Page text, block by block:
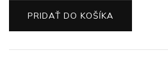
pozlátené
PRIDAŤ DO KOŠÍKA